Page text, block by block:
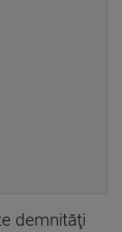
demnităţi